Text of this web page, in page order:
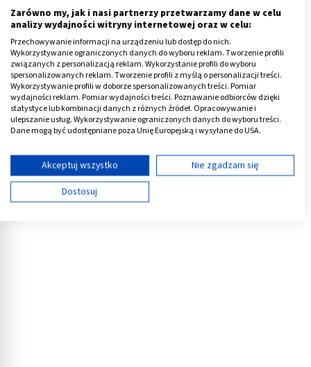
obawę, że się o nim zapomni.
Ważne jest, aby przychodzić punktualnie, nie spóźniać
się, aby nie zdarzały się sytuacje, że dziecko zawsze
zostaje ostatnie i niczym innym nie daje się zająć, tylko
czeka na rodziców. Trzeba również zapewniać malucha,
że zawsze się po niego przyjdzie, że niezależnie co się
stanie, to się o nim nie zapomni. Z czasem, te obawy
Reklama
Zarówno my, jak i nasi partnerzy przetwarzamy dane w celu
analizy wydajności witryny internetowej oraz w celu:
Przechowywanie informacji na urządzeniu lub dostęp do nich.
Wykorzystywanie ograniczonych danych do wyboru reklam. Tworzenie profili
związanych z personalizacją reklam. Wykorzystanie profili do wyboru
spersonalizowanych reklam. Tworzenie profili z myślą o personalizacji treści.
Wykorzystywanie profili w doborze spersonalizowanych treści. Pomiar
wydajności reklam. Pomiar wydajności treści. Poznawanie odbiorców dzięki
statystyce lub kombinacji danych z różnych źródeł. Opracowywanie i
ulepszanie usług. Wykorzystywanie ograniczonych danych do wyboru treści.
Dane mogą być udostępniane poza Unię Europejską i wysyłane do USA.
Wyświetl listę partnerów (11 dostawców IAB)
Używamy Twoich danych w następujących celach:
Cele przetwarzania IAB:
Akceptuj wszystko
Nie zgadzam się
Dostosuj